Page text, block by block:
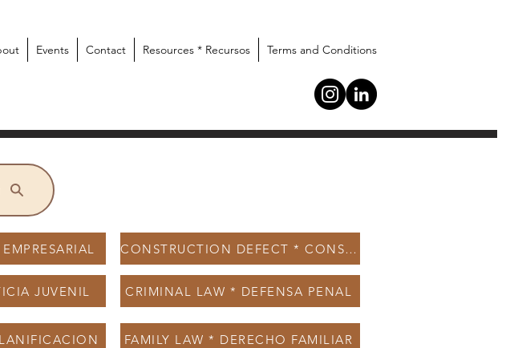
Events Contact Resources * Recursos Terms and Conditions
JUVENIL
CONSTRUCTION DEFECT * CONSTRUCCION
CRIMINAL LAW * DEFENSA PENAL
FAMILY LAW * DERECHO FAMILIAR